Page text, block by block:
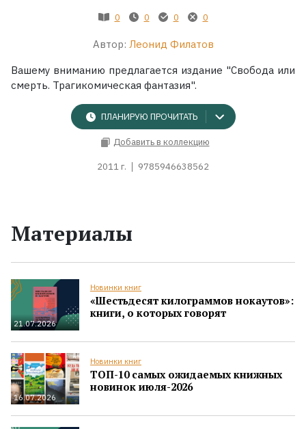
0 0 0 0
Автор: Леонид Филатов
Вашему вниманию предлагается издание "Свобода или
смерть. Трагикомическая фантазия".
ПЛАНИРУЮ ПРОЧИТАТЬ
Добавить в коллекцию
2011 г. 9785946638562
Материалы
21.07.2026
Новинки книг
«Шестьдесят килограммов нокаутов»:
книги, о которых говорят
16.07.2026
Новинки книг
ТОП-10 самых ожидаемых книжных
новинок июля-2026